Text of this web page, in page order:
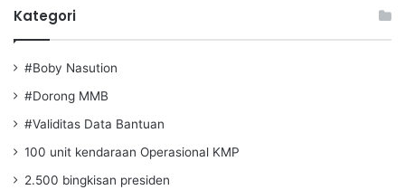
Kategori
#Boby Nasution
#Dorong MMB
#Validitas Data Bantuan
100 unit kendaraan Operasional KMP
2.500 bingkisan presiden